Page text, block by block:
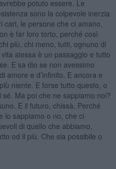
potuto essere. Le
sono la colpevole inerzia
le persone che ci amano,
è far loro torto, perché così
più, chi meno, tutti, ognuno di
stessa è un passaggio e tutto
E sa dio se non avessimo
amore e d’infinito. E ancora e
niente. E forse tutto questo, o
Ma poi che ne sappiamo noi?
E il futuro, chissà. Perché
lo sappiamo o no, che ci
di quello che abbiamo,
od il più. Che sia possibile o